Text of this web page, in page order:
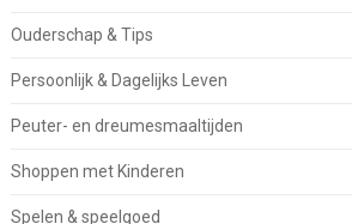
Ouderschap & Tips
Persoonlijk & Dagelijks Leven
Peuter- en dreumesmaaltijden
Shoppen met Kinderen
Spelen & speelgoed